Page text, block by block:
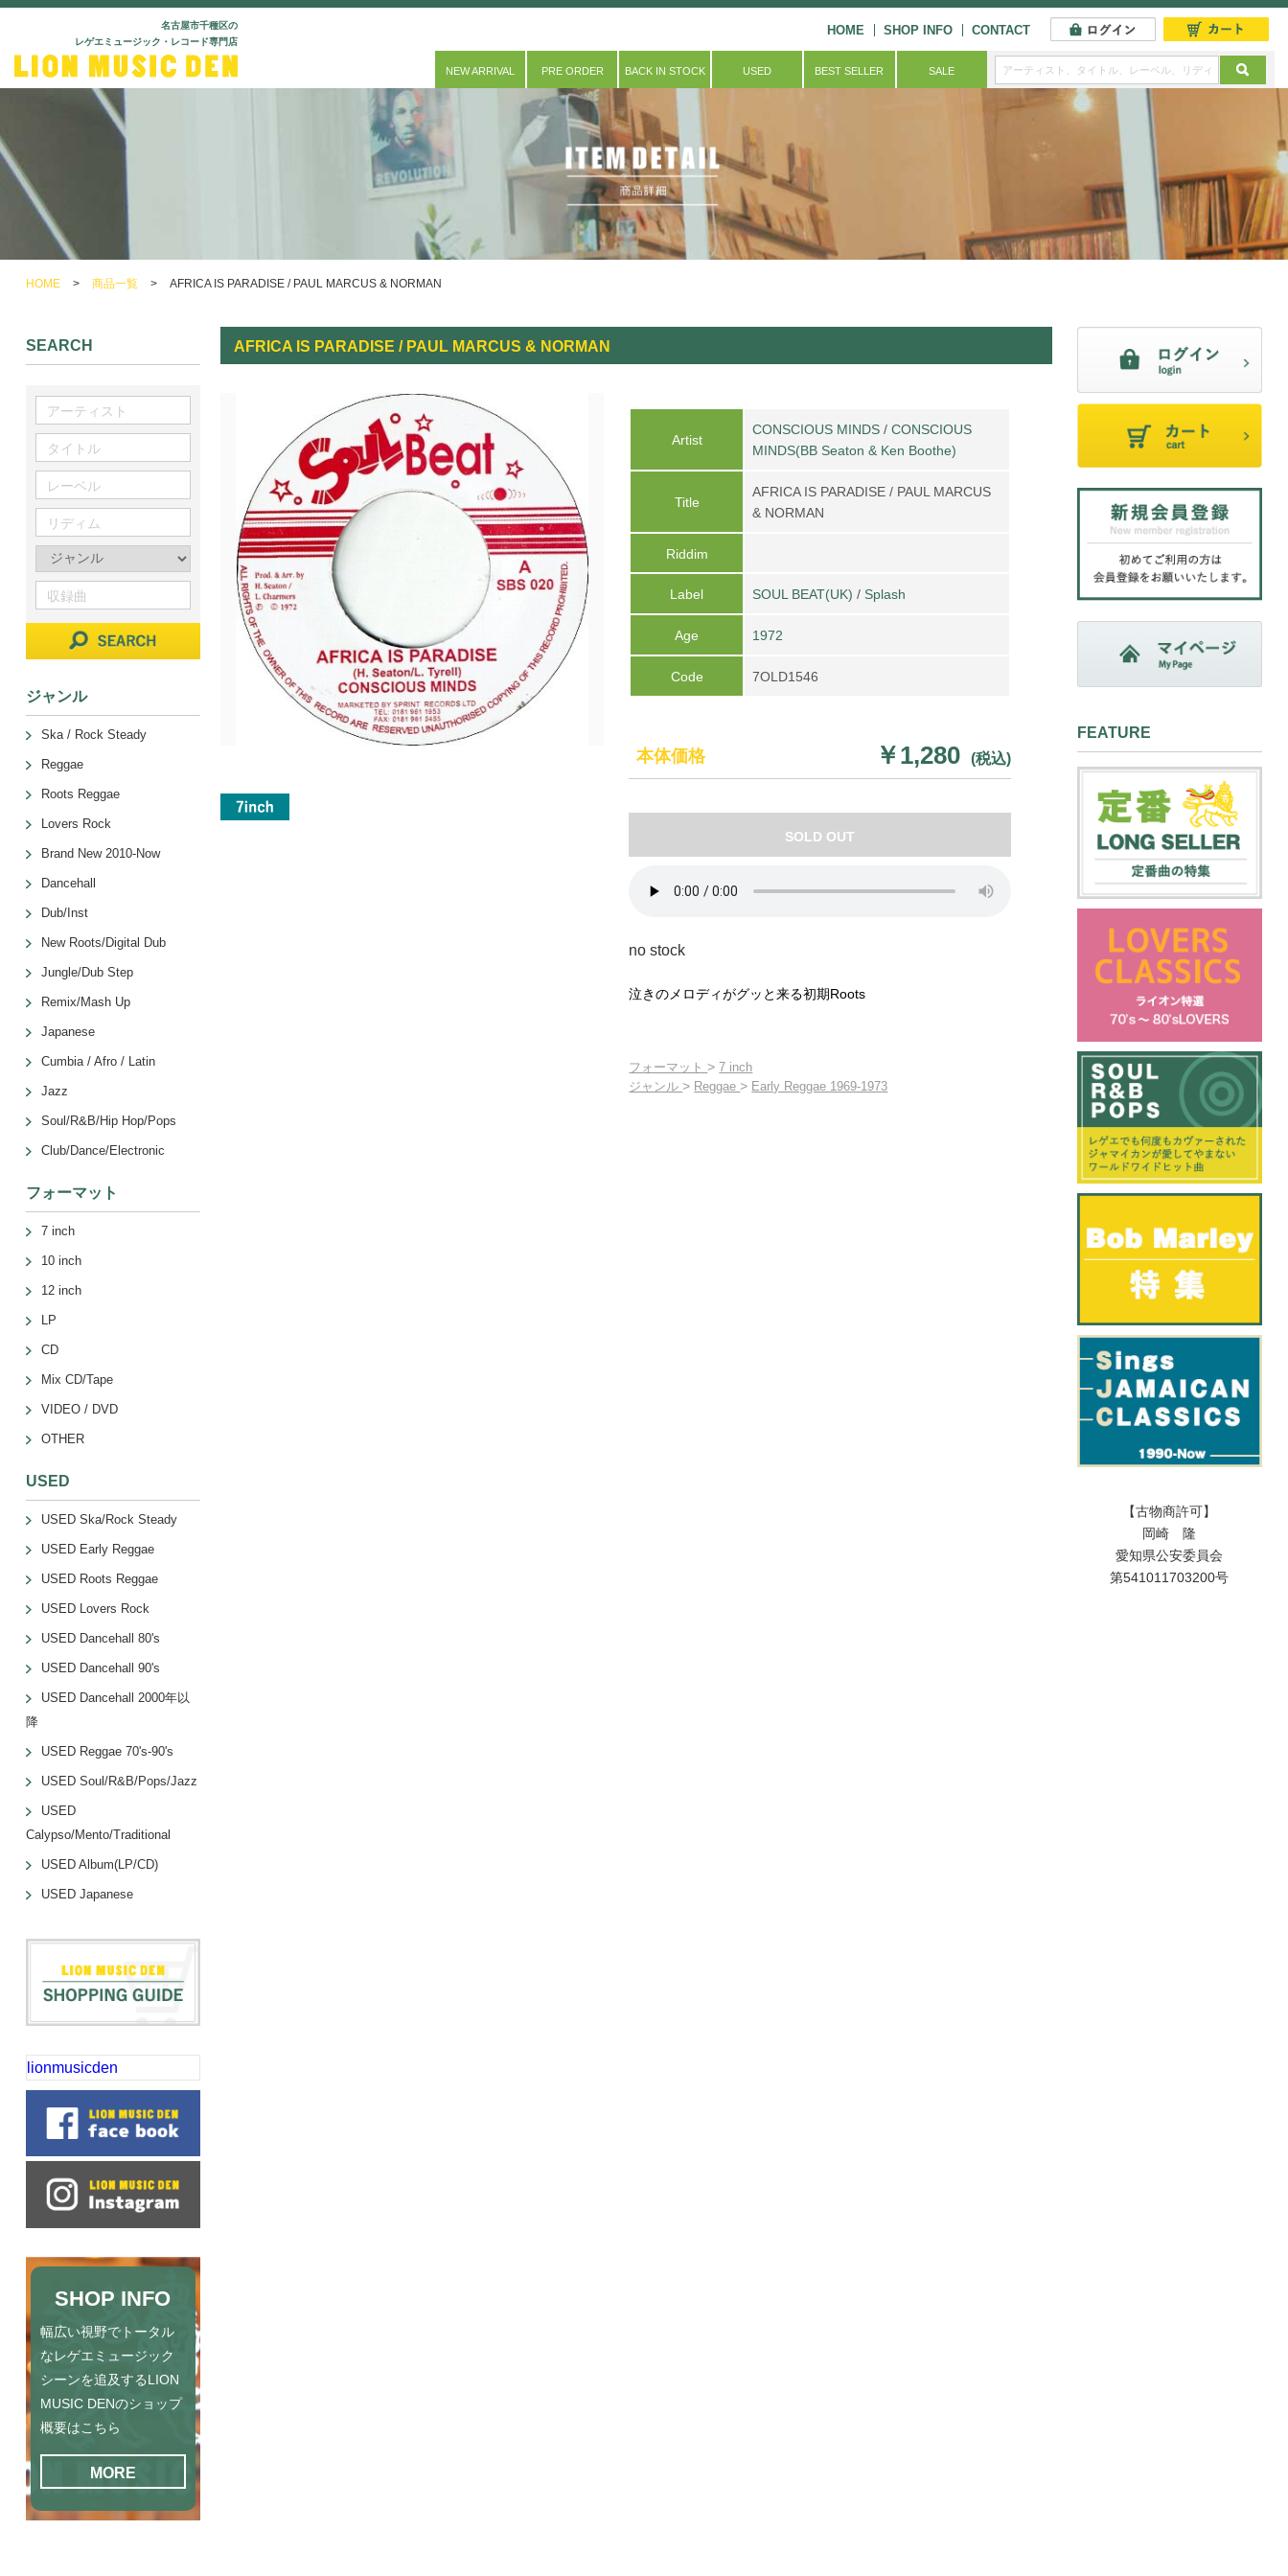
名古屋市千種区の
レゲエミュージック・レコード専門店
HOME SHOP INFO CONTACT
NEW ARRIVAL PRE ORDER BACK IN STOCK USED BEST SELLER SALE
HOME > 商品一覧 > AFRICA IS PARADISE / PAUL MARCUS & NORMAN
AFRICA IS PARADISE / PAUL MARCUS & NORMAN
Artist
CONSCIOUS MINDS /CONSCIOUS
MINDS(BB Seaton & Ken Boothe)
Title
AFRICA IS PARADISE / PAUL MARCUS
& NORMAN
Riddim
Label SOUL BEAT(UK) / Splash
Age 1972
Code 7OLD1546
本体価格 ￥1,280 (税込)
SOLD OUT
no stock
泣きのメロディがグッと来る初期Roots
フォーマット>7 inch
ジャンル> Reggae> Early Reggae 1969-1973
SEARCH
ジャンル
Ska / Rock Steady
Reggae
Roots Reggae
Lovers Rock
Brand New 2010-Now
Dancehall
Dub/Inst
New Roots/Digital Dub
Jungle/Dub Step
Remix/Mash Up
Japanese
Cumbia / Afro / Latin
Jazz
Soul/R&B/Hip Hop/Pops
Club/Dance/Electronic
フォーマット
7 inch
10 inch
12 inch
LP
CD
Mix CD/Tape
VIDEO / DVD
OTHER
USED
USED Ska/Rock Steady
USED Early Reggae
USED Roots Reggae
USED Lovers Rock
USED Dancehall 80's
USED Dancehall 90's
USED Dancehall 2000年以
降
USED Reggae 70's-90's
USED Soul/R&B/Pops/Jazz
USED
Calypso/Mento/Traditional
USED Album(LP/CD)
USED Japanese
lionmusicden
SHOP INFO
幅広い視野でトータル
なレゲエミュージック
シーンを追及するLION
MUSIC DENのショップ
概要はこちら
MORE
FEATURE
【古物商許可】
岡崎 隆
愛知県公安委員会
第541011703200号